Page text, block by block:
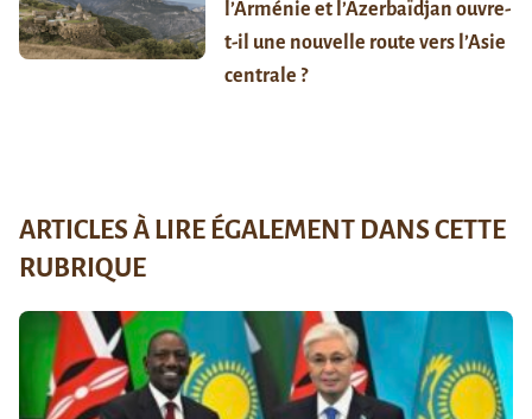
l’Arménie et l’Azerbaïdjan ouvre-
t-il une nouvelle route vers l’Asie
centrale ?
ARTICLES À LIRE ÉGALEMENT DANS CETTE
RUBRIQUE